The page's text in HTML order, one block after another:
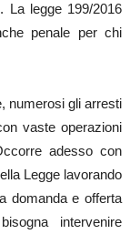
La legge 199/2016
penale per chi
numerosi gli arresti
vaste operazioni
adesso con
Legge lavorando
domanda e offerta
intervenire